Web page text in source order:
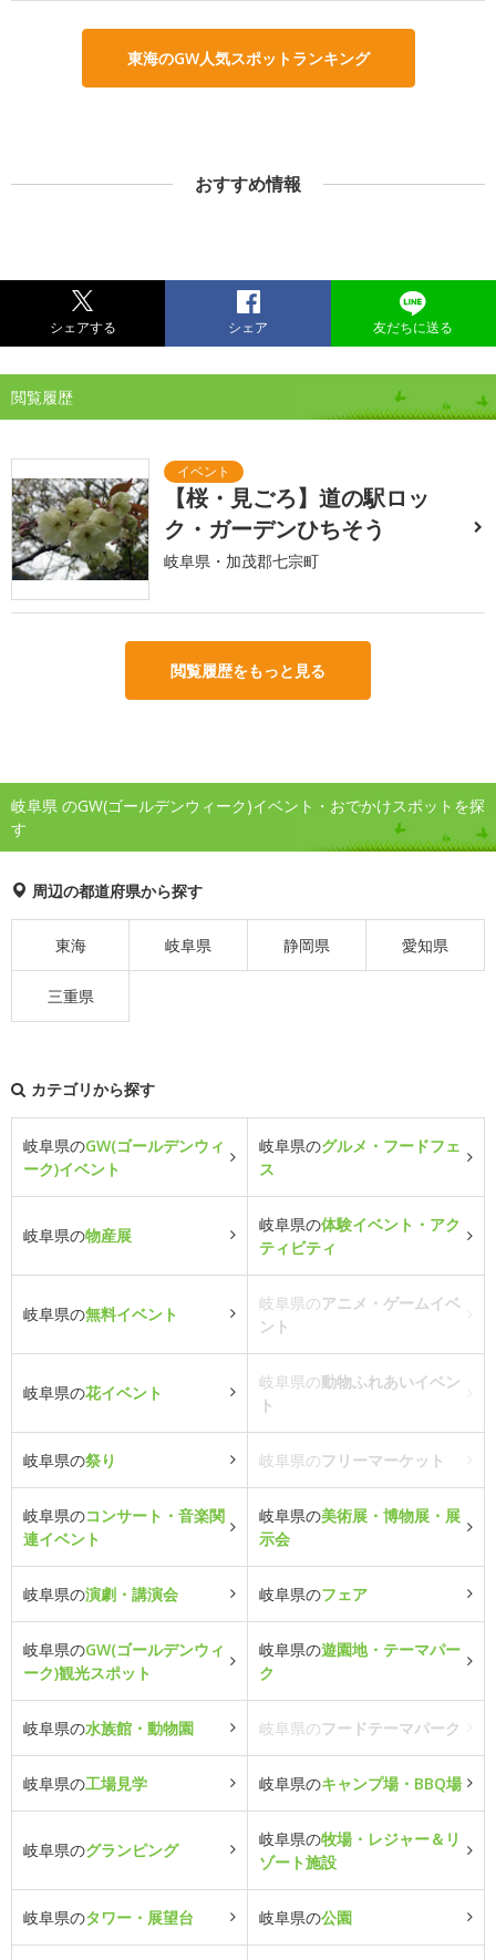
東海のGW人気スポットランキング
おすすめ情報
シェアする シェア 友だちに送る
閲覧履歴
【桜・見ごろ】道の駅ロッ
ク・ガーデンひちそう
岐阜県・加茂郡七宗町
閲覧履歴をもっと見る
岐阜県 のGW(ゴールデンウィーク)イベント・おでかけスポットを探
す
周辺の都道府県から探す
東海 岐阜県 静岡県 愛知県
三重県
カテゴリから探す
岐阜県のGW(ゴールデンウィ
ーク)イベント
岐阜県のグルメ・フードフェ
ス
岐阜県の物産展
岐阜県の体験イベント・アク
ティビティ
岐阜県の無料イベント
岐阜県のアニメ・ゲームイベ
ント
岐阜県の花イベント
岐阜県の動物ふれあいイベン
ト
岐阜県の祭り 岐阜県のフリーマーケット
岐阜県のコンサート・音楽関
連イベント
岐阜県の美術展・博物展・展
示会
岐阜県の演劇・講演会 岐阜県のフェア
岐阜県のGW(ゴールデンウィ
ーク)観光スポット
岐阜県の遊園地・テーマパー
ク
岐阜県の水族館・動物園 岐阜県のフードテーマパーク
岐阜県の工場見学 岐阜県のキャンプ場・BBQ場
岐阜県のグランピング
岐阜県の牧場・レジャー＆リ
ゾート施設
岐阜県のタワー・展望台 岐阜県の公園